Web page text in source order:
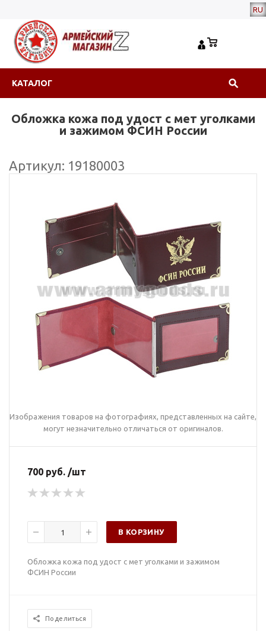
RU
КАТАЛОГ
Обложка кожа под удост с мет уголками
и зажимом ФСИН России
Артикул: 19180003
Изображения товаров на фотографиях, представленных на сайте,
могут незначительно отличаться от оригиналов.
700 руб. /шт
В КОРЗИНУ
Обложка кожа под удост с мет уголками и зажимом
ФСИН России
Поделиться